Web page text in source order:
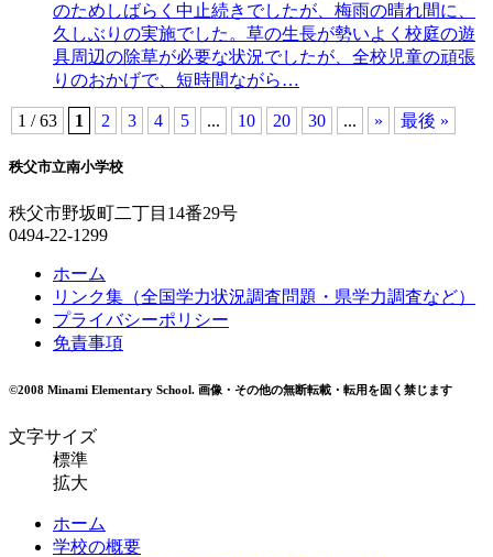
のためしばらく中止続きでしたが、梅雨の晴れ間に、
久しぶりの実施でした。草の生長が勢いよく校庭の遊
具周辺の除草が必要な状況でしたが、全校児童の頑張
りのおかげで、短時間ながら…
1 / 63 1 2 3 4 5 ... 10 20 30 ... » 最後 »
秩父市立南小学校
秩父市野坂町二丁目14番29号
0494-22-1299
ホーム
リンク集（全国学力状況調査問題・県学力調査など）
プライバシーポリシー
免責事項
©2008 Minami Elementary School. 画像・その他の無断転載・転用を固く禁じます
文字サイズ
標準
拡大
ホーム
学校の概要